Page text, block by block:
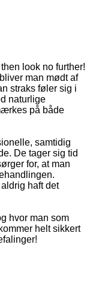
look no further!
man mødt af
straks føler sig i
naturlige
på både
samtidig
De tager sig tid
for, at man
haft det
hvor man som
helt sikkert